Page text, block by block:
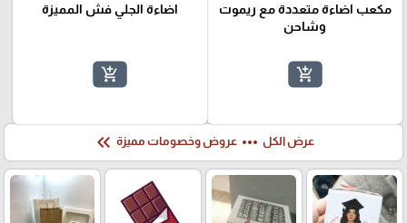
مكعب اضاءة متعددة مع ريموت
وشاحن
add_shopping_cart
اضاءة الجلي فش المميزة
add_shopping_cart
عرض الكل more_horiz عروض وخصومات مميزة keyboard_double_arrow_left